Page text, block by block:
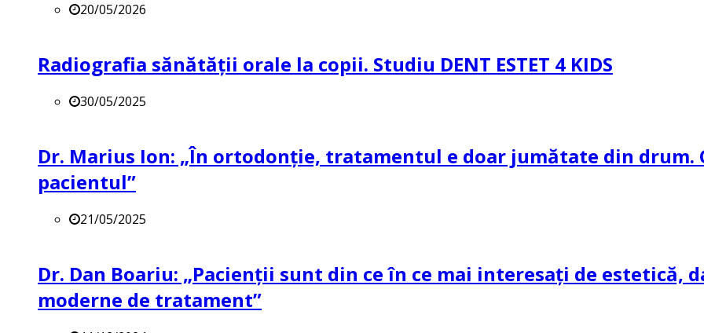
20/05/2026
Radiografia sănătății orale la copii. Studiu DENT ESTET 4 KIDS
30/05/2025
Dr. Marius Ion: „În ortodonție, tratamentul e doar jumătate din drum.
pacientul”
21/05/2025
Dr. Dan Boariu: „Pacienții sunt din ce în ce mai interesați de estetică,
moderne de tratament”